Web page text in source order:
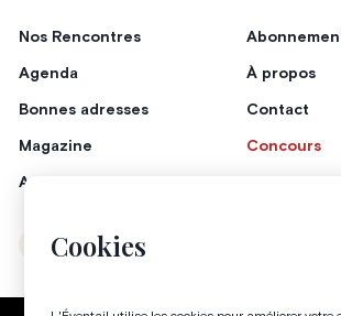
Cookies
Nos Rencontres
Agenda
Bonnes adresses
Magazine
Annonceurs
À propos
Contact
Concours
Instagram